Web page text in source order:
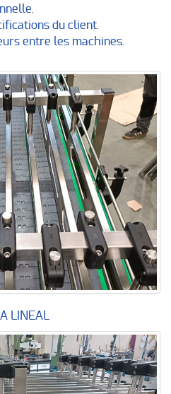
du client.
entre les machines.
LINEAL